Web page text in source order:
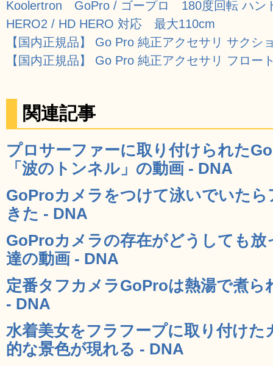
Koolertron GoPro / ゴープロ 180度回転 ハン
HERO2 / HD HERO 対応 最大110cm
【国内正規品】 Go Pro 純正アクセサリ サクシ
【国内正規品】 Go Pro 純正アクセサリ フロー
関連記事
プロサーファーに取り付けられた
「波のトンネル」の動画 - DNA
GoProカメラをつけて泳いでいた
きた - DNA
GoProカメラの存在がどうしても
達の動画 - DNA
定番タフカメラGoProは熱湯で煮
- DNA
水着美女をフラフープに取り付けた
的な景色が現れる - DNA